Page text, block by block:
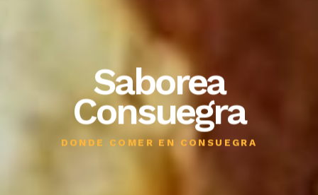
Saborea
Consuegra
DONDE COMER EN CONSUEGRA